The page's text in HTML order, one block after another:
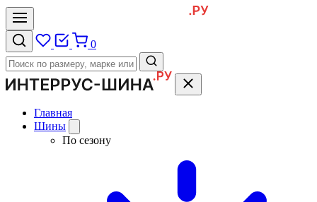
0
Главная
Шины
По сезону